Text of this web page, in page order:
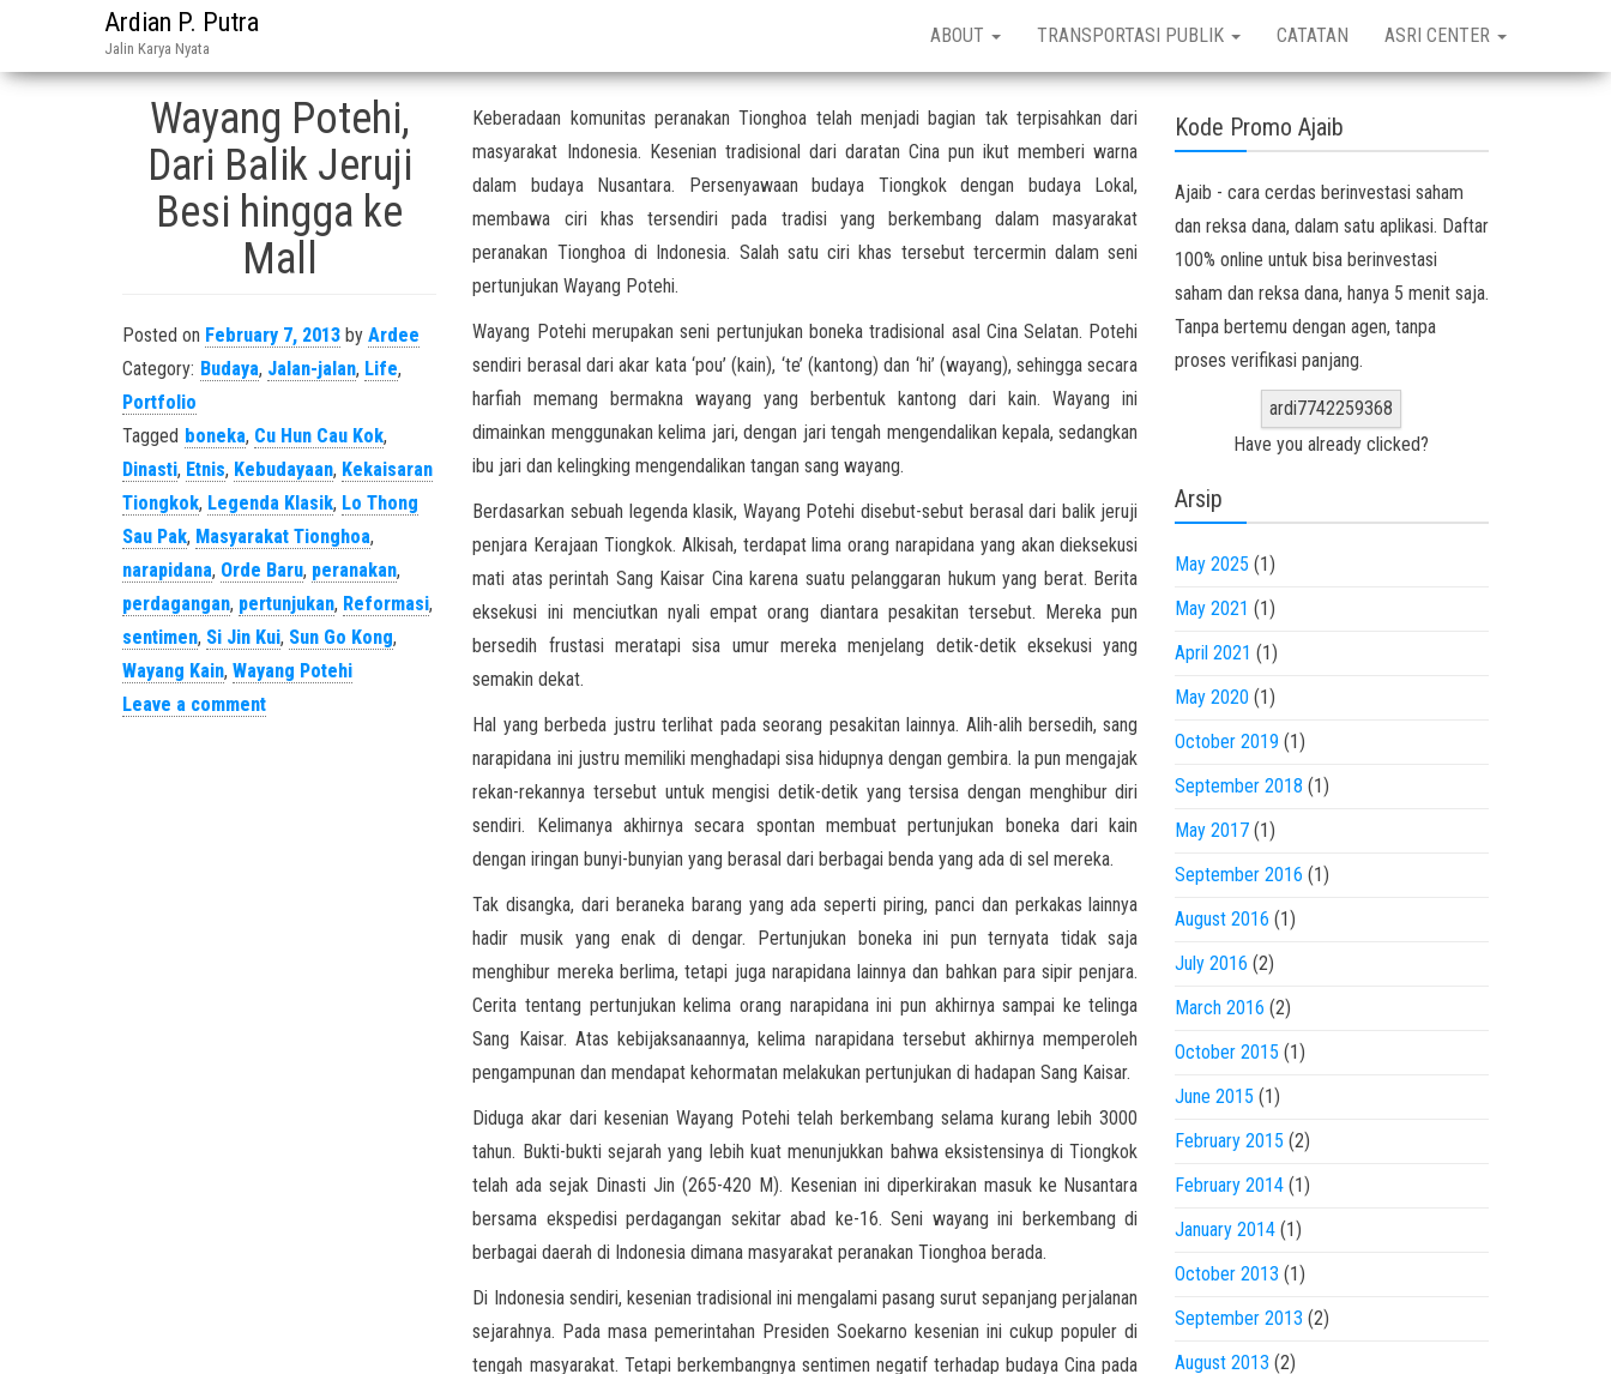
Ardian P. Putra
Jalin Karya Nyata
ABOUT TRANSPORTASI PUBLIK CATATAN ASRI CENTER
Wayang Potehi,
Dari Balik Jeruji
Besi hingga ke
Mall
Posted on February 7, 2013 by Ardee
Category: Budaya, Jalan-jalan, Life,
Portfolio
Tagged boneka, Cu Hun Cau Kok,
Dinasti, Etnis, Kebudayaan, Kekaisaran
Tiongkok, Legenda Klasik, Lo Thong
Sau Pak, Masyarakat Tionghoa,
narapidana, Orde Baru, peranakan,
perdagangan, pertunjukan, Reformasi,
sentimen, Si Jin Kui, Sun Go Kong,
Wayang Kain, Wayang Potehi
Leave a comment
Keberadaan komunitas peranakan Tionghoa telah menjadi bagian tak terpisahkan dari
masyarakat Indonesia. Kesenian tradisional dari daratan Cina pun ikut memberi warna
dalam budaya Nusantara. Persenyawaan budaya Tiongkok dengan budaya Lokal,
membawa ciri khas tersendiri pada tradisi yang berkembang dalam masyarakat
peranakan Tionghoa di Indonesia. Salah satu ciri khas tersebut tercermin dalam seni
pertunjukan Wayang Potehi.
Wayang Potehi merupakan seni pertunjukan boneka tradisional asal Cina Selatan. Potehi
sendiri berasal dari akar kata ‘pou’ (kain), ‘te’ (kantong) dan ‘hi’ (wayang), sehingga secara
harfiah memang bermakna wayang yang berbentuk kantong dari kain. Wayang ini
dimainkan menggunakan kelima jari, dengan jari tengah mengendalikan kepala, sedangkan
ibu jari dan kelingking mengendalikan tangan sang wayang.
Berdasarkan sebuah legenda klasik, Wayang Potehi disebut-sebut berasal dari balik jeruji
penjara Kerajaan Tiongkok. Alkisah, terdapat lima orang narapidana yang akan dieksekusi
mati atas perintah Sang Kaisar Cina karena suatu pelanggaran hukum yang berat. Berita
eksekusi ini menciutkan nyali empat orang diantara pesakitan tersebut. Mereka pun
bersedih frustasi meratapi sisa umur mereka menjelang detik-detik eksekusi yang
semakin dekat.
Hal yang berbeda justru terlihat pada seorang pesakitan lainnya. Alih-alih bersedih, sang
narapidana ini justru memiliki menghadapi sisa hidupnya dengan gembira. Ia pun mengajak
rekan-rekannya tersebut untuk mengisi detik-detik yang tersisa dengan menghibur diri
sendiri. Kelimanya akhirnya secara spontan membuat pertunjukan boneka dari kain
dengan iringan bunyi-bunyian yang berasal dari berbagai benda yang ada di sel mereka.
Tak disangka, dari beraneka barang yang ada seperti piring, panci dan perkakas lainnya
hadir musik yang enak di dengar. Pertunjukan boneka ini pun ternyata tidak saja
menghibur mereka berlima, tetapi juga narapidana lainnya dan bahkan para sipir penjara.
Cerita tentang pertunjukan kelima orang narapidana ini pun akhirnya sampai ke telinga
Sang Kaisar. Atas kebijaksanaannya, kelima narapidana tersebut akhirnya memperoleh
pengampunan dan mendapat kehormatan melakukan pertunjukan di hadapan Sang Kaisar.
Diduga akar dari kesenian Wayang Potehi telah berkembang selama kurang lebih 3000
tahun. Bukti-bukti sejarah yang lebih kuat menunjukkan bahwa eksistensinya di Tiongkok
telah ada sejak Dinasti Jin (265-420 M). Kesenian ini diperkirakan masuk ke Nusantara
bersama ekspedisi perdagangan sekitar abad ke-16. Seni wayang ini berkembang di
berbagai daerah di Indonesia dimana masyarakat peranakan Tionghoa berada.
Di Indonesia sendiri, kesenian tradisional ini mengalami pasang surut sepanjang perjalanan
sejarahnya. Pada masa pemerintahan Presiden Soekarno kesenian ini cukup populer di
tengah masyarakat. Tetapi berkembangnya sentimen negatif terhadap budaya Cina pada
Kode Promo Ajaib
Ajaib - cara cerdas berinvestasi saham
dan reksa dana, dalam satu aplikasi. Daftar
100% online untuk bisa berinvestasi
saham dan reksa dana, hanya 5 menit saja.
Tanpa bertemu dengan agen, tanpa
proses verifikasi panjang.
ardi7742259368
Have you already clicked?
Arsip
May 2025 (1)
May 2021 (1)
April 2021 (1)
May 2020 (1)
October 2019 (1)
September 2018 (1)
May 2017(1)
September 2016 (1)
August 2016 (1)
July 2016 (2)
March 2016 (2)
October 2015 (1)
June 2015 (1)
February 2015 (2)
February 2014(1)
January 2014(1)
October 2013 (1)
September 2013 (2)
August 2013 (2)